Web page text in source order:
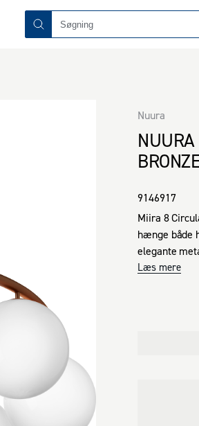
Nuura
9146917
Miira 8
hænge både
elegante
som spreder
Læs mere